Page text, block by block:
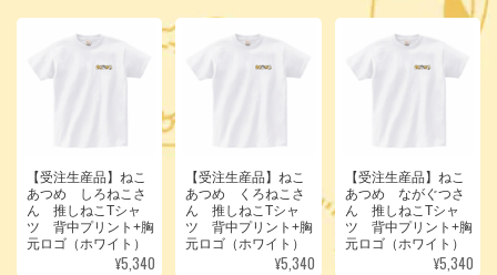
【受注生産品】ねこ
あつめ しろねこさ
ん 推しねこTシャ
ツ 背中プリント+胸
元ロゴ（ホワイト）
¥5,340
【受注生産品】ねこ
あつめ くろねこさ
ん 推しねこTシャ
ツ 背中プリント+胸
元ロゴ（ホワイト）
¥5,340
【受注生産品】ねこ
あつめ ながぐつさ
ん 推しねこTシャ
ツ 背中プリント+胸
元ロゴ（ホワイト）
¥5,340